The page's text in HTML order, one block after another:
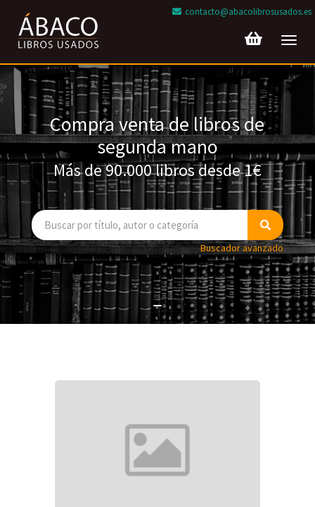
contacto@abacolibrosusados.es
Compra venta de libros de
segunda mano
Más de 90.000 libros desde 1€
Buscador avanzado